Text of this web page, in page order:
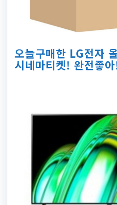
오늘구매한 LG전자
시네마티켓! 완전좋